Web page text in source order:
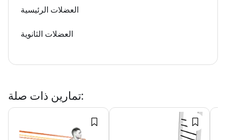
العضلات الرئيسية
العضلات الثانوية
تمارين ذات صلة: